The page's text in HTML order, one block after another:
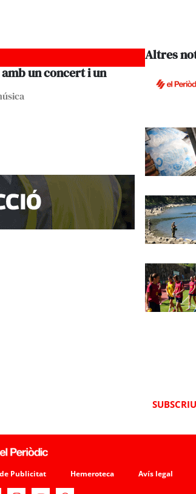
un concert i un
Altres
Publicitat Hemeroteca Avís legal